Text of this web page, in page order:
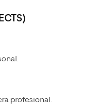
profesional.